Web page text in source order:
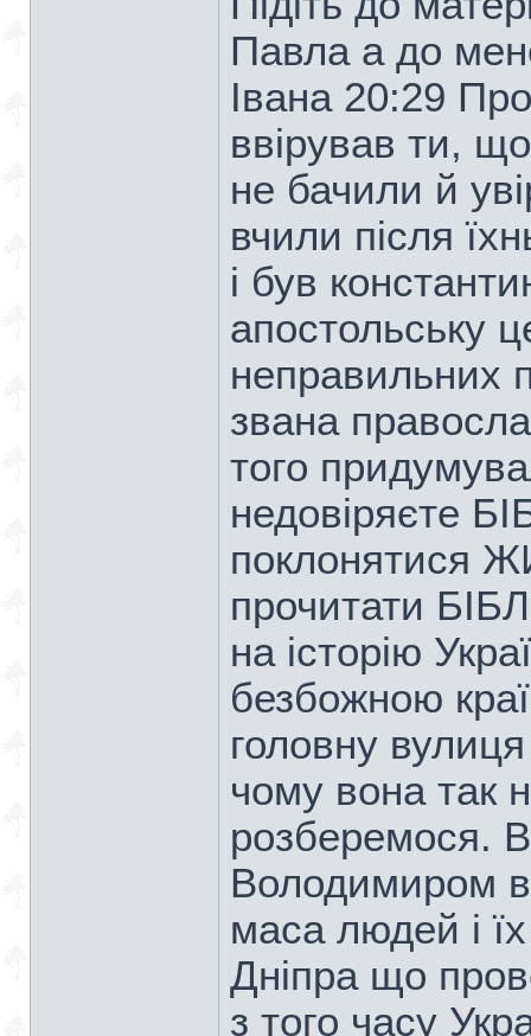
Павла а до
Івана 20:29
ввірував ти,
не бачили й
вчили після
і був
апостольську
неправильних
звана
того
недовіряєте
поклонятися
прочитати
на історію
безбожною
головну
чому вона так
розберемося.
Володимиром
маса людей і
Дніпра що
з того часу